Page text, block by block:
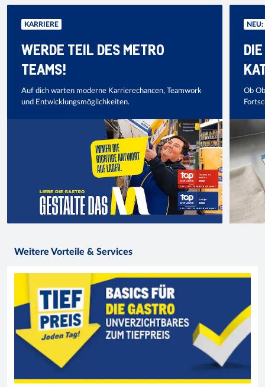
KARRIERE
WERDE TEIL DES METRO
TEAMS!
Auf dich warten moderne Karrierechancen, Teamwork
und Entwicklungsmöglichkeiten.
NEU:
Ob
Weitere Vorteile & Services